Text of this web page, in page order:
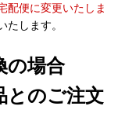
配便に変更いたしま
します。
の場合
とのご注文